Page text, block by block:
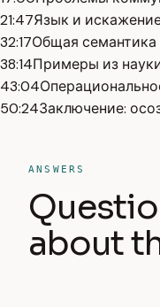
21:47Язык и
32:17Общая
38:14Примеры из
43:04
50:24Заключение:
ANSWERS
about